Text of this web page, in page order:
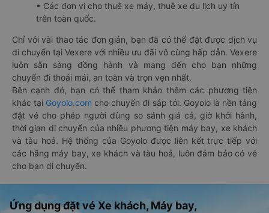
• Các đơn vị cho thuê xe máy, thuê xe du lịch uy tín
trên toàn quốc.
Chỉ với vài thao tác đơn giản, bạn đã có thể đặt được dịch vụ
di chuyển tại Vexere với nhiều ưu đãi vô cùng hấp dẫn. Vexere
luôn sẵn sàng đồng hành và mang đến cho bạn những
chuyến đi thoải mái, an toàn và trọn vẹn nhất.
Bên cạnh đó, bạn có thể tham khảo thêm các phương tiện
khác tại Goyolo.com cho chuyến đi sắp tới. Goyolo là nền tảng
đặt vé cho phép người dùng so sánh giá cả, giờ khởi hành,
thời gian di chuyển của nhiều phương tiện máy bay, xe khách
và tàu hoả. Hệ thống của Goyolo được liên kết trực tiếp với
các hãng máy bay, xe khách và tàu hoả, luôn đảm bảo có vé
cho bạn di chuyển.
Ứng dụng đặt vé Xe khách, Máy bay,